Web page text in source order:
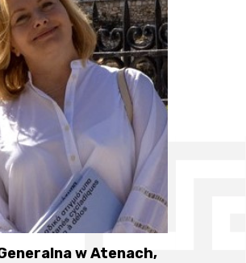
w Atenach,